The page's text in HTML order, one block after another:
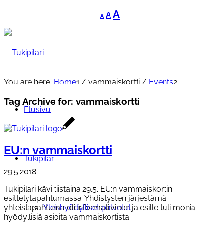
A
Decrease
font
A Reset
font
AIncrease
Etusivu
Tukipilari
Yleishyödylliset palvelut
You are here: Home1 / vammaiskortti / Events2
Tag Archive for: vammaiskortti
EU:n vammaiskortti
29.5.2018
Tukipilari kävi tiistaina 29.5. EU:n vammaiskortin
esittelytapahtumassa. Yhdistysten järjestämä
yhteistapahtuma oli informatiivinen ja esille tuli monia
hyödyllisiä asioita vammaiskortista.